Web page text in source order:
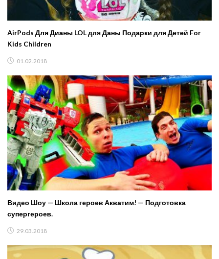
AirPods Для Дианы LOL для Даны Подарки для Детей For
Kids Children
01.02.2018
Видео Шоу — Школа героев Акватим! — Подготовка
супергероев.
29.03.2018